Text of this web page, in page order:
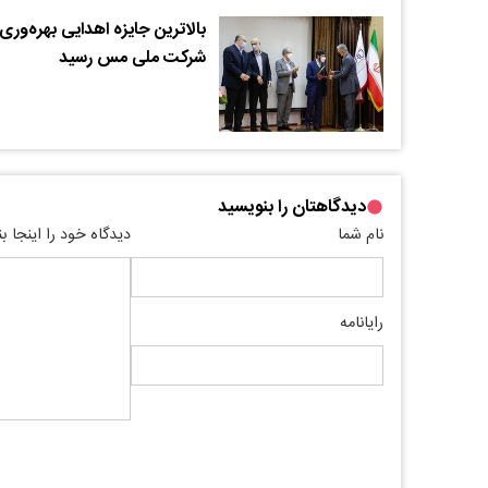
بالاترین جایزه اهدایی
شرکت ملی مس رسید
دیدگاهتان را بنویسید
نام شما
رایانامه
دیدگاه خود را اینجا